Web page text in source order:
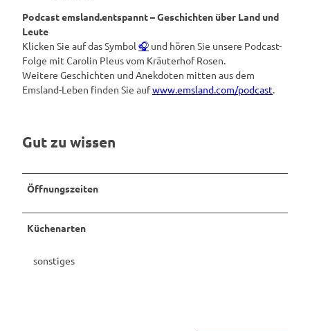
Podcast emsland.entspannt – Geschichten über Land und
Leute
Klicken Sie auf das Symbol 🎧 und hören Sie unsere Podcast-
Folge mit Carolin Pleus vom Kräuterhof Rosen.
Weitere Geschichten und Anekdoten mitten aus dem
Emsland-Leben finden Sie aufwww.emsland.com/podcast.
Gut zu wissen
Öffnungszeiten
Küchenarten
sonstiges